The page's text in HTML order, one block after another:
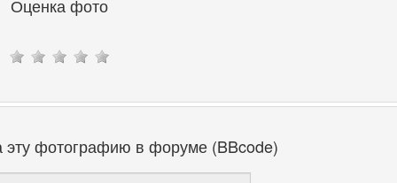
Оценка фото
эту фотографию в форуме (BBcode)